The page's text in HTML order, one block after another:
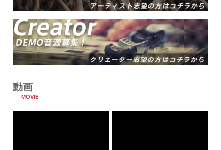
動画
MOVIE